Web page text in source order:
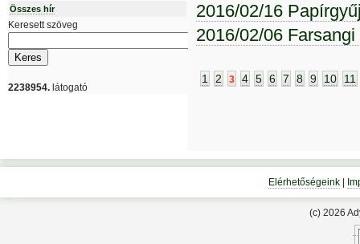
Összes hír
Keresett szöveg
2238954. látogató
2016/02/16
2016/02/06
1 2 3 4 5 6 7 8 9 10 11
Elérhetőségeink|
(c) 2026